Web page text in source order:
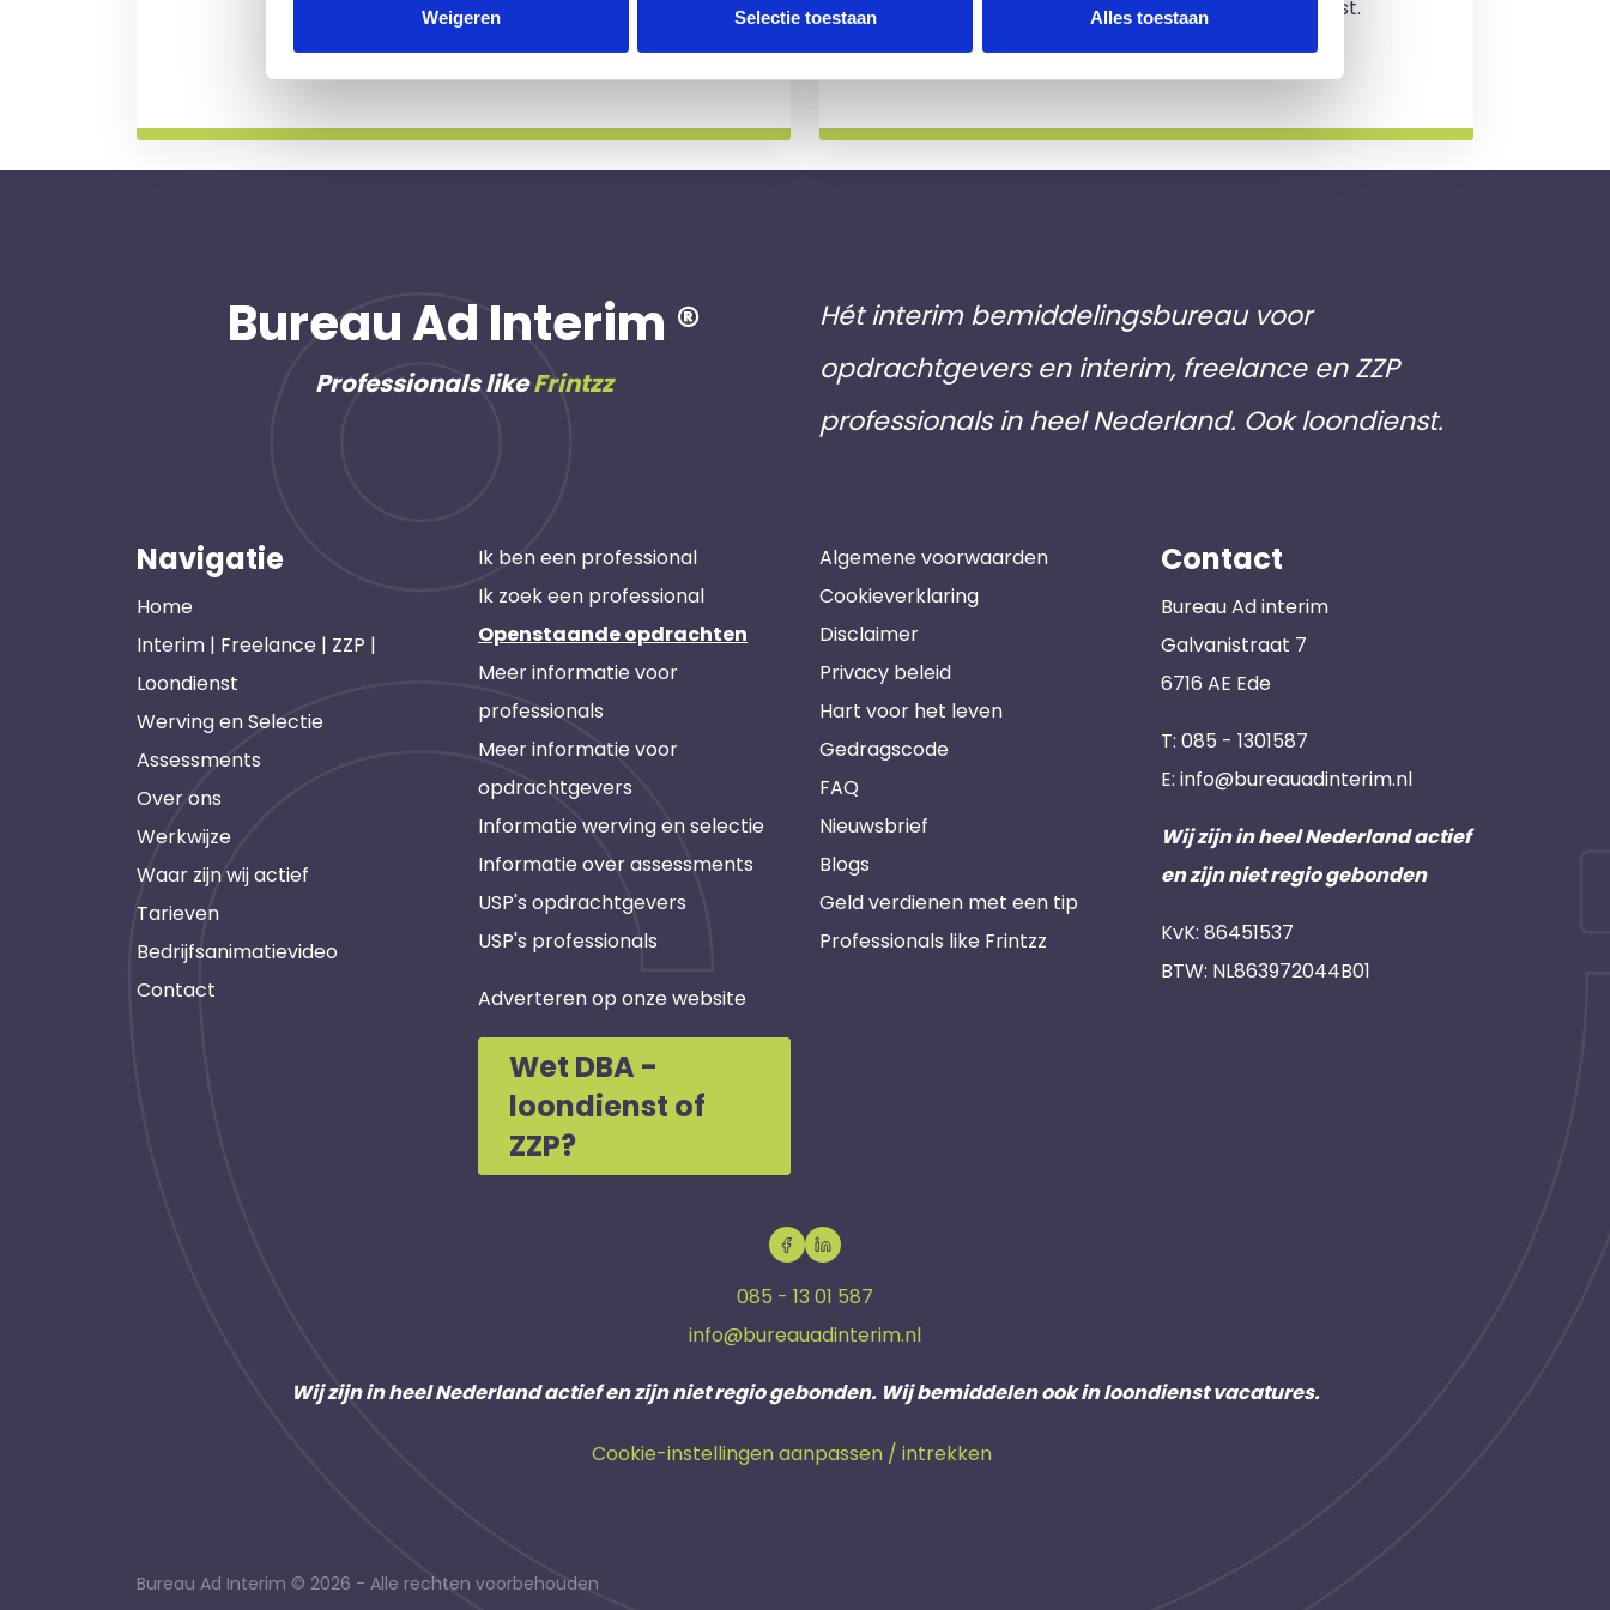
Weigeren Selectie toestaan Alles toestaan
professional voor u aan de slag gaat.
aan inschrijving en je zit nergens aan vast.
Bureau Ad Interim ®
Professionals likeFrintzz
Hét interim bemiddelingsbureau voor
opdrachtgevers en interim, freelance en ZZP
professionals in heel Nederland. Ook loondienst.
Navigatie
Home
Interim | Freelance | ZZP |
Loondienst
Werving en Selectie
Assessments
Over ons
Werkwijze
Waar zijn wij actief
Tarieven
Bedrijfsanimatievideo
Contact
Ik ben een professional
Ik zoek een professional
Openstaande opdrachten
Meer informatie voor
professionals
Meer informatie voor
opdrachtgevers
Informatie werving en selectie
Informatie over assessments
USP's opdrachtgevers
USP's professionals
Adverteren op onze website
Wet DBA -
loondienst of
ZZP?
Algemene voorwaarden
Cookieverklaring
Disclaimer
Privacy beleid
Hart voor het leven
Gedragscode
FAQ
Nieuwsbrief
Blogs
Geld verdienen met een tip
Professionals like Frintzz
Contact
Bureau Ad interim
Galvanistraat 7
6716 AE Ede
T: 085 - 1301587
E: info@bureauadinterim.nl
Wij zijn in heel Nederland actief
en zijn niet regio gebonden
KvK: 86451537
BTW: NL863972044B01
085 - 13 01 587
info@bureauadinterim.nl
Wij zijn in heel Nederland actief en zijn niet regio gebonden. Wij bemiddelen ook in loondienst vacatures.
Cookie-instellingen aanpassen / intrekken
Bureau Ad Interim © 2026 - Alle rechten voorbehouden